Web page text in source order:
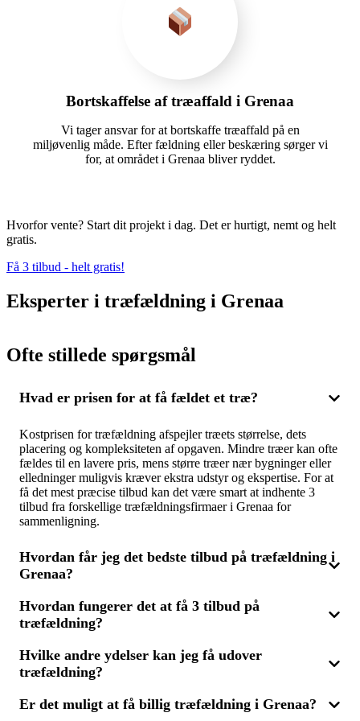
Bortskaffelse af træaffald i Grenaa
Vi tager ansvar for at bortskaffe træaffald på en
miljøvenlig måde. Efter fældning eller beskæring sørger vi
for, at området i Grenaa bliver ryddet.
Hvorfor vente? Start dit projekt i dag. Det er hurtigt, nemt og helt
gratis.
Få 3 tilbud - helt gratis!
Eksperter i træfældning i Grenaa
Ofte stillede spørgsmål
Hvad er prisen for at få fældet et træ?
Kostprisen for træfældning afspejler træets størrelse, dets
placering og kompleksiteten af opgaven. Mindre træer kan ofte
fældes til en lavere pris, mens større træer nær bygninger eller
elledninger muligvis kræver ekstra udstyr og ekspertise. For at
få det mest præcise tilbud kan det være smart at indhente 3
tilbud fra forskellige træfældningsfirmaer i Grenaa for
sammenligning.
Hvordan får jeg det bedste tilbud på træfældning i
Grenaa?
For at opnå det mest fordelagtige tilbud bør du anmode om 3
tilbud fra forskellige træfældningsfirmaer i Grenaa. Du kan
kundeanmeldelser for at sikre dig den bedste service til den
mest attraktive pris.
Hvordan fungerer det at få 3 tilbud på
træfældning?
Du skal blot beskrive din opgave kort, når du søger om 3 tilbud
på træfældning. Dernæst vil du modtage tilbud fra op til tre
mulighed for at sammenligne priser, tjenester og erfaringer for
Hvilke andre ydelser kan jeg få udover
træfældning?
Ved siden af træfældning tilbyder mange firmaer også ydelser
Er det muligt at få billig træfældning i Grenaa?